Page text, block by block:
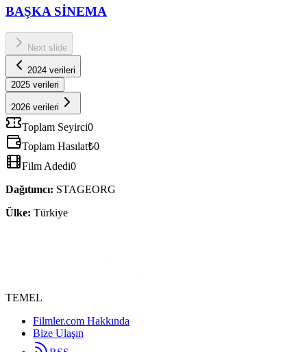
BAŞKA SİNEMA
Next slide
2024 verileri
2025 verileri
2026 verileri
Toplam Seyirci0
Toplam Hasılat₺0
Film Adedi0
Dağıtımcı: STAGEORG
Ülke: Türkiye
TEMEL
Filmler.com Hakkında
Bize Ulaşın